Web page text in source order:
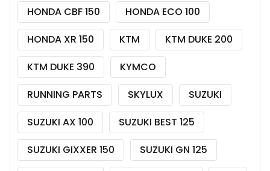
HONDA CBF 150
HONDA ECO 100
HONDA XR 150
KTM
KTM DUKE 200
KTM DUKE 390
KYMCO
RUNNING PARTS
SKYLUX
SUZUKI
SUZUKI AX 100
SUZUKI BEST 125
SUZUKI GIXXER 150
SUZUKI GN 125